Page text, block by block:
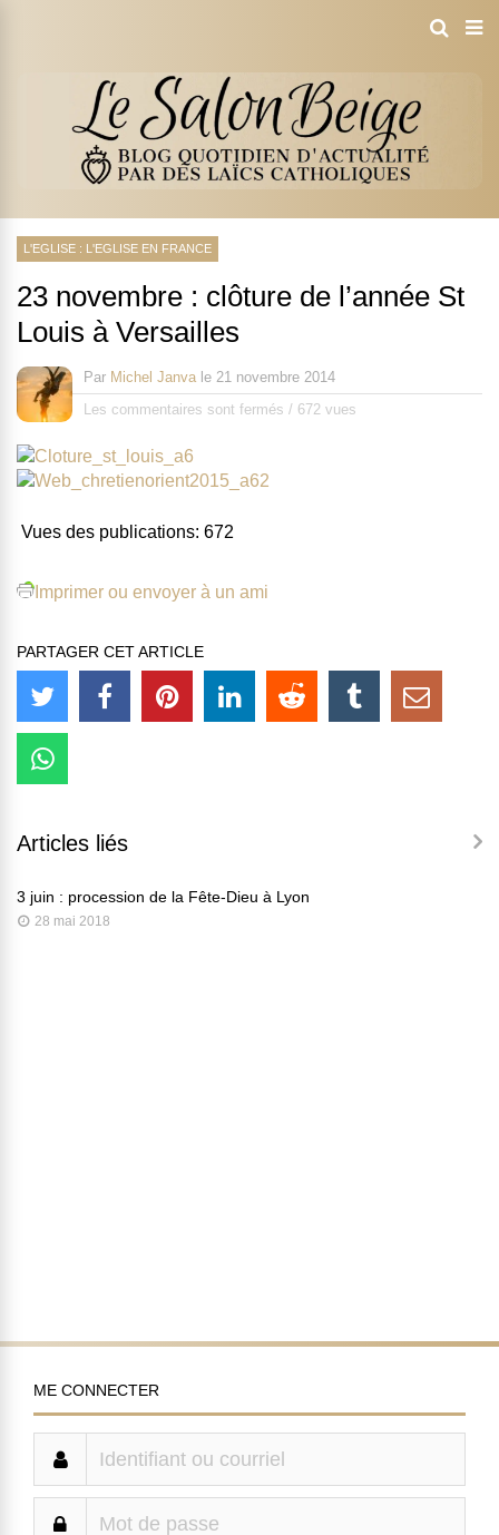
L'EGLISE : L'EGLISE EN FRANCE
23 novembre : clôture de l’année St
Louis à Versailles
Par Michel Janva le 21 novembre 2014
Les commentaires sont fermés / 672 vues
Vues des publications: 672
Imprimer ou envoyer à un ami
PARTAGER CET ARTICLE
Articles liés
3 juin : procession de la Fête-Dieu à Lyon
28 mai 2018
ME CONNECTER